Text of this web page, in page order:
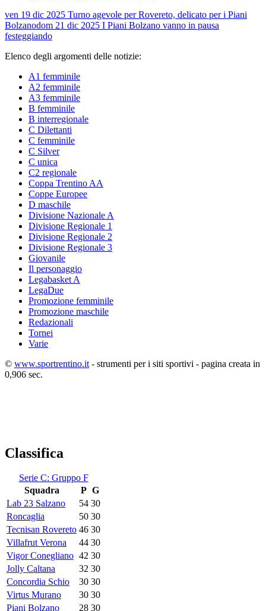
ven 19 dic 2025 Turno agevole per Rovereto, delicato per i Piani
Bolzanodom 21 dic 2025 I Piani Bolzano vanno in pausa
festeggiando
Elenco degli argomenti delle notizie:
A1 femminile
A2 femminile
A3 femminile
B femminile
B interregionale
C Dilettanti
C femminile
C Silver
C unica
C2 regionale
Coppa Trentino AA
Coppe Europee
D maschile
Divisione Nazionale A
Divisione Regionale 1
Divisione Regionale 2
Divisione Regionale 3
Giovanile
Il personaggio
Legabasket A
LegaDue
Promozione femminile
Promozione maschile
Redazionali
Tornei
Varie
© www.sportrentino.it - strumenti per i siti sportivi - pagina creata in
0,906 sec.
Classifica
Serie C: Gruppo F
Squadra
P G
Lab 23 Salzano
54 30
Roncaglia
50 30
Tecnisan Rovereto 46 30
Villafrut Verona
44 30
Vigor Conegliano 42 30
Jolly Caltana
32 30
Concordia Schio
30 30
Virtus Murano
30 30
Piani Bolzano
28 30